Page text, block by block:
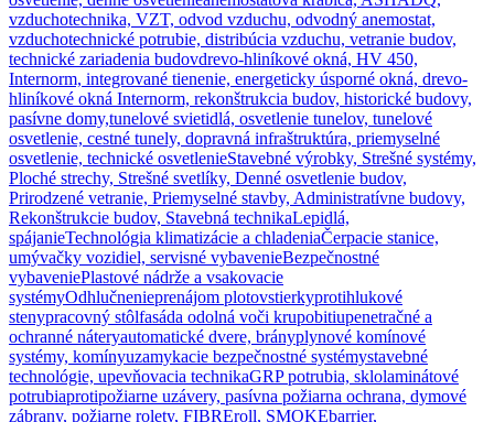
vzduchotechnika, VZT, odvod vzduchu, odvodný anemostat,
vzduchotechnické potrubie, distribúcia vzduchu, vetranie budov,
technické zariadenia budovdrevo-hliníkové okná, HV 450,
Internorm, integrované tienenie, energeticky úsporné okná, drevo-
hliníkové okná Internorm, rekonštrukcia budov, historické budovy,
pasívne domy,tunelové svietidlá, osvetlenie tunelov, tunelové
osvetlenie, cestné tunely, dopravná infraštruktúra, priemyselné
osvetlenie, technické osvetlenieStavebné výrobky, Strešné systémy,
Ploché strechy, Strešné svetlíky, Denné osvetlenie budov,
Prirodzené vetranie, Priemyselné stavby, Administratívne budovy,
Rekonštrukcie budov, Stavebná technikaLepidlá,
spájanieTechnológia klimatizácie a chladeniaČerpacie stanice,
umývačky vozidiel, servisné vybavenieBezpečnostné
vybaveniePlastové nádrže a vsakovacie
systémyOdhlučnenieprenájom plotovstierkyprotihlukové
stenypracovný stôlfasáda odolná voči krupobitiupenetračné a
ochranné náteryautomatické dvere, brányplynové komínové
systémy, komínyuzamykacie bezpečnostné systémystavebné
technológie, upevňovacia technikaGRP potrubia, sklolaminátové
potrubiaprotipožiarne uzávery, pasívna požiarna ochrana, dymové
zábrany, požiarne rolety, FIBREroll, SMOKEbarrier,